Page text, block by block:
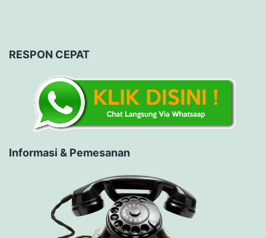
RESPON CEPAT
Informasi & Pemesanan